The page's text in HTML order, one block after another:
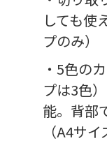
しても使
プのみ）
・5色の
プは3色
能。背部
（A4サ